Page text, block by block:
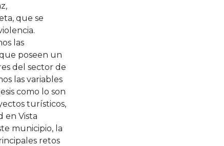
que se
las
poseen un
del sector de
las variables
como lo son
turísticos,
en Vista
municipio, la
retos